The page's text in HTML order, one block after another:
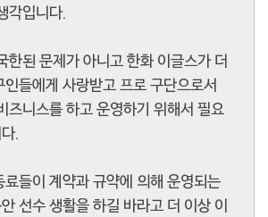
각입니다.
한된 문제가 아니고 한화 이글스가 더
들에게 사랑받고 프로 구단으로서
즈니스를 하고 운영하기 위해서 필요
.
들이 계약과 규약에 의해 운영되는
선수 생활을 하길 바라고 더 이상 이